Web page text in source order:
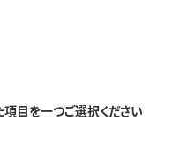
目を一つご選択ください